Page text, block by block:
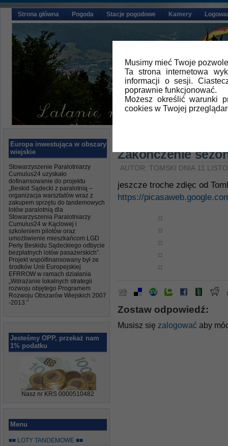
Musimy mieć Twoje
Ta strona internetowa
informacji o sesji.
poprawnie funkcjonować.
Możesz określić warunki
cookies w Twojej
Strona główna Pogoda Stacje pogodowe Kamery
Europa inwestująca w obszary
wiejskie
Stowarzyszenie Paralotniarzy
Cumulus24 uzyskało
dofinansowanie do projektu
„Beskid Sądecki z paralotnią –
organizacja warsztatów wraz z
zakupem sprzętu do tandemowych
lotów paralotnią dla
Stowarzyszenia Paralotniarzy
Cumulus24 w Kąclowej i
szkoleniem pilotów oraz
umożliwienie mieszkańcom LGD
Perły Beskidu Sądeckiego odbycie
bezpłatnych lotów pasażerskich”.
Projekt współfinansowany był ze
środków Unii Europejskiej
EFRROW w ramach działania
„Wdrażanie lokalnych strategii
rozwoju objętego Programem
Rozwoju Obszarów Wiejskich 2007
-2013.”
Jesteśmy OPP, przekaż nam
1% podatku
Nasz nr KRS 0000510482
Menu
■■ LOTY TANDEMOWE ■■
Zakonczenie
AUTOR: TOMSKI DNIA 11
jeszcze troche zdięc od
https://
Zostaw odpowiedź:
Musisz się zalogować aby